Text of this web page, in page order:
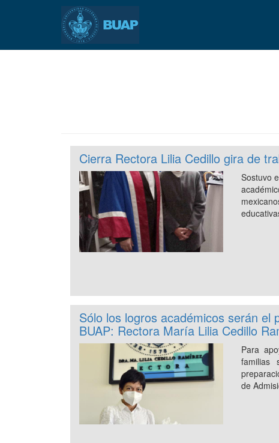
Cierra Rectora Lilia Cedillo gira de
Sostuvo
Sólo los logros académicos serán el
BUAP: Rectora María Lilia Cedillo
Para
familias
de